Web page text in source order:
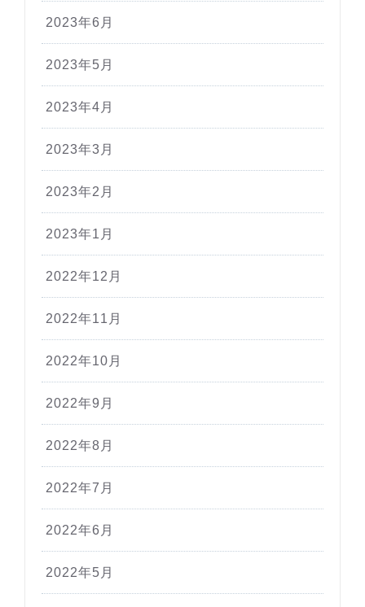
2023年6月
2023年5月
2023年4月
2023年3月
2023年2月
2023年1月
2022年12月
2022年11月
2022年10月
2022年9月
2022年8月
2022年7月
2022年6月
2022年5月